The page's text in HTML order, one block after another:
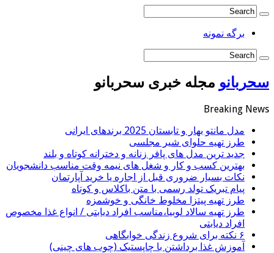
برگه نمونه
سحربانو مجله خبری سحربانو
Breaking News
مدل مانتو بهار و تابستان 2025 برندهای ایرانی
طرز تهیه حلوای شیر مجلسی
جدید ترین مدل های پافر زنانه و دخترانه کوتاه و بلند
بهترین کسب و کار و شغل های نیمه وقت مناسب دانشجویان
نکات بسیار ضروری قبل از اجاره یا خرید آپارتمان
پیام تبریک تولد رسمی با متن باکلاس و کوتاه
طرز تهیه پیتزا مخلوط خانگی و خوشمزه
طرز تهیه سالاد لوبیا،مناسب افراد دیابتی / انواع غذا مخصوص
افراد دیابتی
۶ نکته برای شروع زندگی خوابگاهی
آموزش غذا برداشتن با چاپستیک (چوب های چینی)